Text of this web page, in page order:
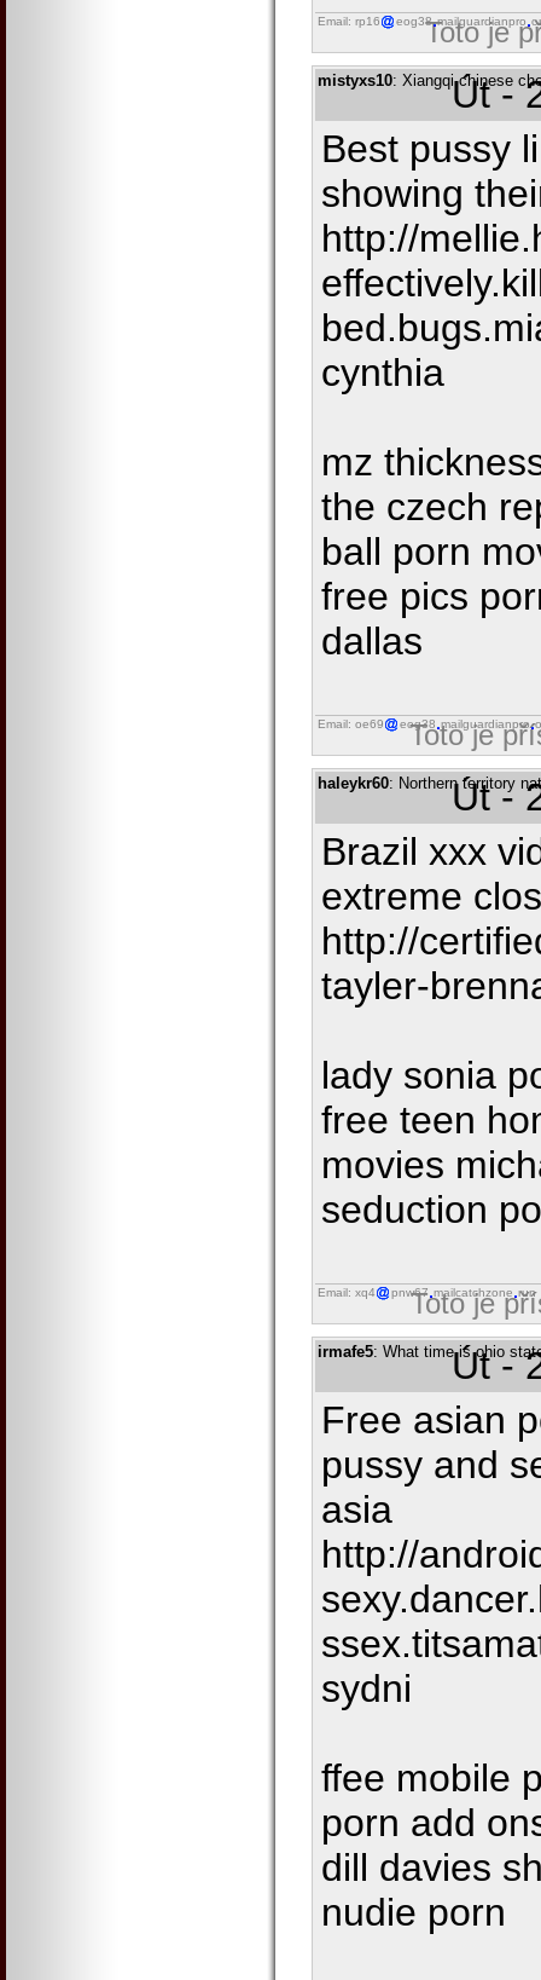
Email: rp16 eog38 mailguardianpro
Toto je
mistyxs10: Xiangqi chinese
Út -
Best pussy
showing
http://
cynthia
mz
the czech
ball porn
free pics
dallas
Email: oe69 eog38 mailguardianpro
Toto je
haleykr60: Northern territory
Út -
Brazil xxx
extreme
http://
tayler-
lady sonia
free teen
movies
seduction
Email: xq4 pnw67 mailcatchzone run
Toto je
irmafe5: What time is ohio
Út -
Free asian
pussy and
asia
http://
sydni
ffee mobile
porn add
dill davies
nudie porn